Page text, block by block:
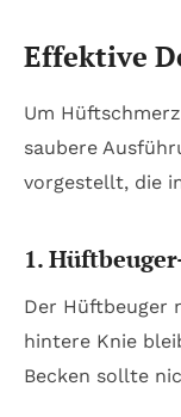
Effektive
Um
saubere
vorgestellt, die
1.
Der Hüftbeuger
hintere Knie
Becken sollte